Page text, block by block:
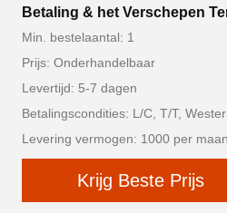
Betaling & het Verschepen
Min. bestelaantal: 1
Prijs: Onderhandelbaar
Levertijd: 5-7 dagen
Betalingscondities: L/C, T/T,
Levering vermogen: 1000 per
Krijg Beste Prijs